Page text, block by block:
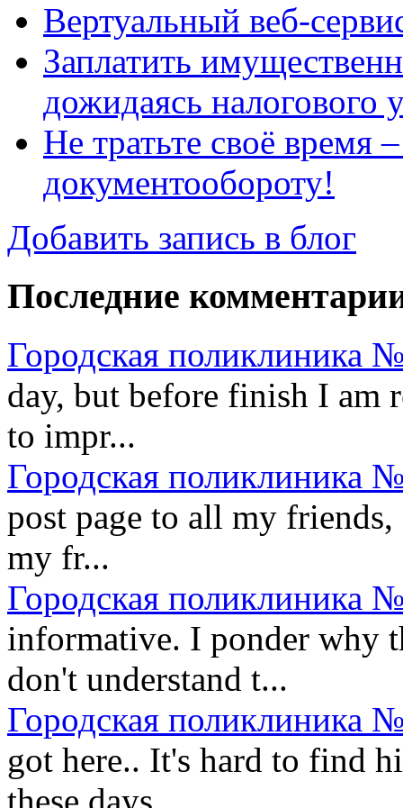
Вертуальный веб-
Заплатить
дожидаясь налогового
Не тратьте своё время
документообороту!
Добавить запись в блог
Последние
Городская поликлиника
day, but before finish I am
to impr...
Городская поликлиника
post page to all my
my fr...
Городская поликлиника
informative. I ponder why
don't understand t...
Городская поликлиника
got here.. It's hard to find
these days....